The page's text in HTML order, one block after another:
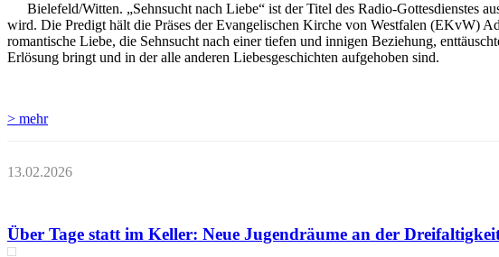
Bielefeld/Witten. „Sehnsucht nach Liebe“ ist der Titel des Radio-Gottesdienstes
wird. Die Predigt hält die Präses der Evangelischen Kirche von Westfalen (EKvW)
romantische Liebe, die Sehnsucht nach einer tiefen und innigen Beziehung,
Erlösung bringt und in der alle anderen Liebesgeschichten aufgehoben sind.
> mehr
13.02.2026
Über Tage statt im Keller: Neue Jugendräume an der